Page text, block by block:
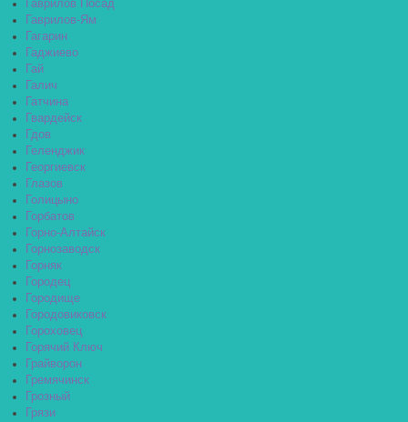
Гаврилов Посад
Гаврилов-Ям
Гагарин
Гаджиево
Гай
Галич
Гатчина
Гвардейск
Гдов
Геленджик
Георгиевск
Глазов
Голицыно
Горбатов
Горно-Алтайск
Горнозаводск
Горняк
Городец
Городище
Городовиковск
Гороховец
Горячий Ключ
Грайворон
Гремячинск
Грозный
Грязи